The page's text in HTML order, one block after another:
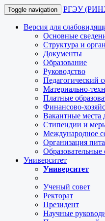
Toggle navigation РГЭУ
Версия для
Основные
Структура и
Документы
Образование
Руководство
Педагогический
Материально-
Платные
Финансово-
Вакантные места
Стипендии и
Международное
Организация
Образовательные
Университет
Университет
Ученый совет
Ректорат
Президент
Научные